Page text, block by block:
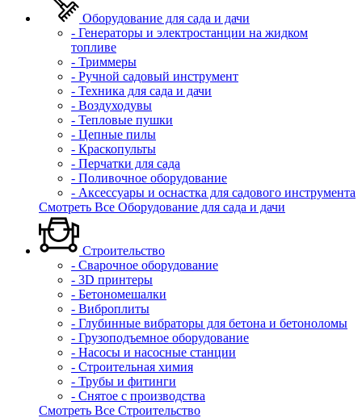
Оборудование для сада и дачи
- Генераторы и электростанции на жидком
топливе
- Триммеры
- Ручной садовый инструмент
- Техника для сада и дачи
- Воздуходувы
- Тепловые пушки
- Цепные пилы
- Краскопульты
- Перчатки для сада
- Поливочное оборудование
- Аксессуары и оснастка для садового инструмента
Смотреть Все Оборудование для сада и дачи
Строительство
- Сварочное оборудование
- 3D принтеры
- Бетономешалки
- Виброплиты
- Глубинные вибраторы для бетона и бетоноломы
- Грузоподъемное оборудование
- Насосы и насосные станции
- Строительная химия
- Трубы и фитинги
- Снятое с производства
Смотреть Все Строительство